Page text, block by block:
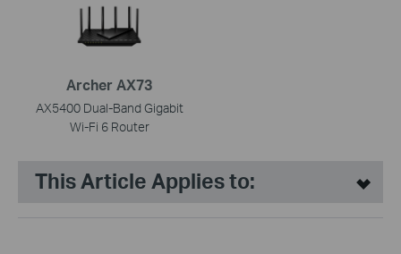
Archer AX73
AX5400 Dual-Band Gigabit
Wi-Fi 6 Router
This Article Applies to: